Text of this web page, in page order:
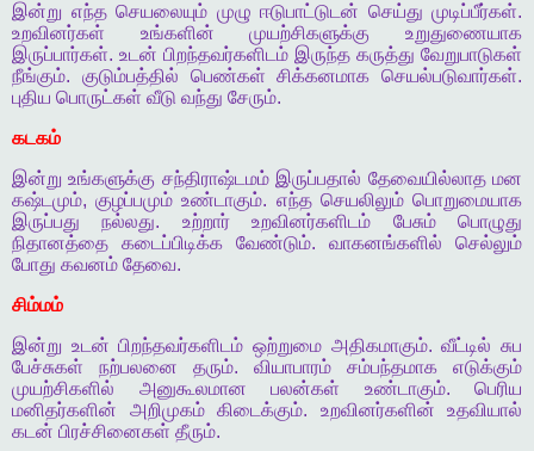
இன்று எந்த செயலையும் முழு ஈடுபாட்டுடன் செய்து முடிப்பீர்கள்.
உறவினர்கள்
உங்களின் முயற்சிகளுக்கு
உறுதுணையாக
இருப்பார்கள். உடன் பிறந்தவர்களிடம் இருந்த கருத்து வேறுபாடுகள்
நீங்கும். குடும்பத்தில் பெண்கள் சிக்கனமாக செயல்படுவார்கள்.
புதிய பொருட்கள் வீடு வந்து சேரும்.
கடகம்
இன்று உங்களுக்கு சந்திராஷ்டமம் இருப்பதால் தேவையில்லாத மன
கஷ்டமும்,குழப்பமும் உண்டாகும். எந்த செயலிலும் பொறுமையாக
இருப்பது
நல்லது. உற்றார் உறவினர்களிடம் பேசும்
பொழுது
நிதானத்தை
கடைப்பிடிக்க வேண்டும். வாகனங்களில்
செல்லும்
போது கவனம் தேவை.
சிம்மம்
இன்று உடன் பிறந்தவர்களிடம் ஒற்றுமை அதிகமாகும்.வீட்டில் சுப
பேச்சுகள்
நற்பலனை தரும். வியாபாரம் சம்பந்தமாக
எடுக்கும்
முயற்சிகளில்
அனுகூலமான பலன்கள் உண்டாகும். பெரிய
மனிதர்களின்
அறிமுகம் கிடைக்கும். உறவினர்களின்
உதவியால்
கடன் பிரச்சினைகள் தீரும்.